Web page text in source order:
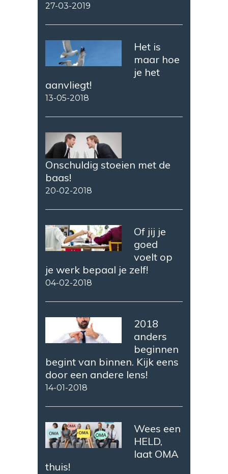
27-03-2019
Het is
maar hoe
je het
aanvliegt!
13-05-2018
Onschuldig stoeien met de
baas!
20-02-2018
Of jij je
goed
voelt op
je werk bepaal je zelf!
04-02-2018
2018
anders
beginnen
begint van binnen. Kijk eens
door een andere lens!
14-01-2018
Wees een
HELD,
laat OMA
thuis!